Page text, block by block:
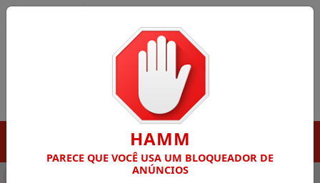
EM PORTO GRANDE COM ATUAÇÃO VOLTADA AO
HAMM
PARECE QUE VOCÊ USA UM BLOQUEADOR DE
ANÚNCIOS